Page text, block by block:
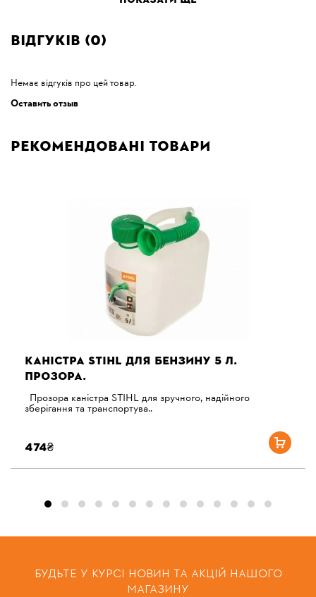
Відгуків (0)
Немає відгуків про цей товар.
Оставить отзыв
Рекомендовані товари
КАНІСТРА STIHL ДЛЯ БЕНЗИНУ 5 Л.
ПРОЗОРА.
Прозора каністра STIHL для зручного, надійного
зберігання та транспортува..
474₴
БУДЬТЕ У КУРСІ НОВИН ТА АКЦІЙ НАШОГО
МАГАЗИНУ